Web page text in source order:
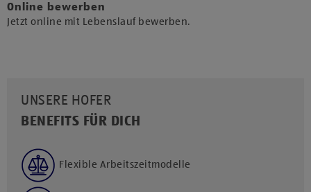
Online bewerben
Jetzt online mit Lebenslauf bewerben.
UNSERE HOFER
BENEFITS FÜR DICH
Flexible Arbeitszeitmodelle